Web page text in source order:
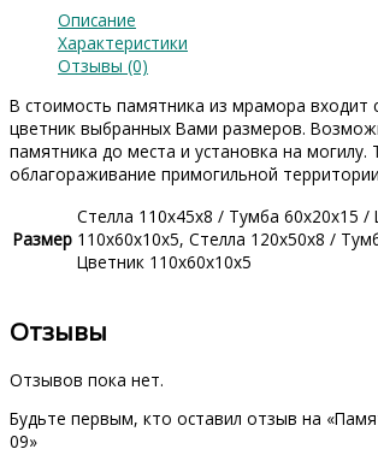
Описание
Характеристики
Отзывы (0)
В стоимость памятника из мрамора входит
цветник выбранных Вами размеров.
памятника до места и установка на могилу.
облагораживание примогильной
Размер
Стелла 110х45х8 / Тумба 60х20х15 /
110х60х10х5, Стелла 120х50х8 /
Цветник 110х60х10х5
Отзывы
Отзывов пока нет.
Будьте первым, кто оставил отзыв на
09»